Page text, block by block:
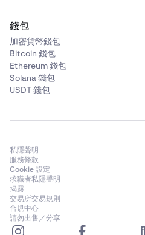
Polygon (POL)
✅
Secret Network (SCRT)
Sei Network (SEI)
✅
Solana (SOL)
✅
錢包
加密貨幣錢包
Bitcoin 錢包
Ethereum 錢包
Solana 錢包
USDT 錢包
私隱聲明
服務條款
Cookie 設定
求職者私隱聲明
揭露
交易所交易規則
合規中心
請勿出售／分享